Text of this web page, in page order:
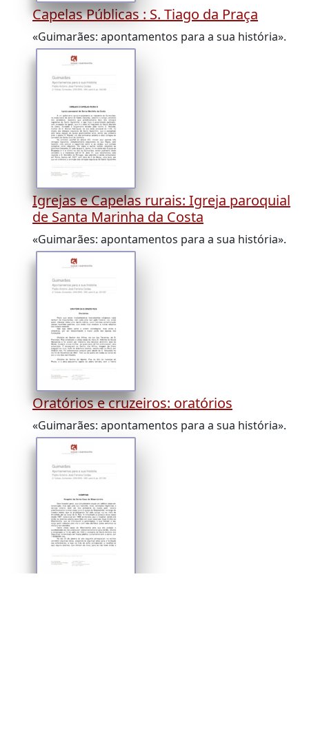
Capelas Públicas : S. Tiago da Praça
«Guimarães: apontamentos para a sua história».
Igrejas e Capelas rurais: Igreja paroquial
de Santa Marinha da Costa
«Guimarães: apontamentos para a sua história».
Oratórios e cruzeiros: oratórios
«Guimarães: apontamentos para a sua história».